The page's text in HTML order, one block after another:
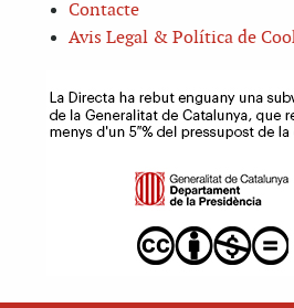
Contacte
Avis Legal & Política de